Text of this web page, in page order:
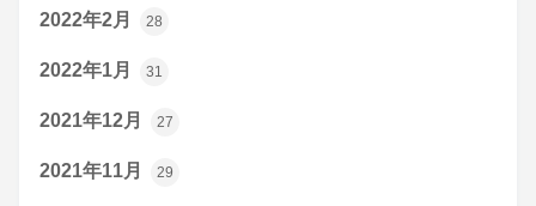
2022年2月 28
2022年1月 31
2021年12月 27
2021年11月 29